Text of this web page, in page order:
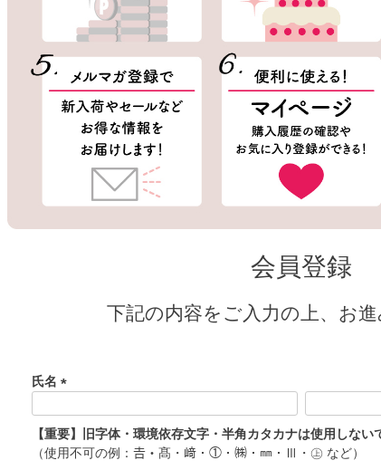
会員登録
下記の内容をご入力の上、お進
氏名
必
須
)
【重要】旧字体・環境依存文字・半角カタカナは使用しない
（使用不可の例：𠮷・髙・﨑・①・㈱・㎜・Ⅲ・㊤ など）